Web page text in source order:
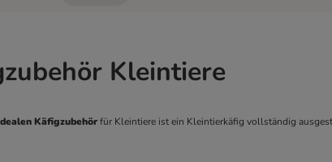
Kleintiere
Käfigzubehör für Kleintiere ist ein Kleintierkäfig vollständig